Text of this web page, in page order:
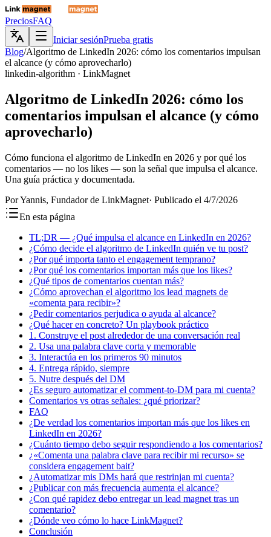
PreciosFAQ
Iniciar sesiónPrueba gratis
Blog/Algoritmo de LinkedIn 2026: cómo los comentarios impulsan
el alcance (y cómo aprovecharlo)
linkedin-algorithm · LinkMagnet
Algoritmo de LinkedIn 2026: cómo los
comentarios impulsan el alcance (y cómo
aprovecharlo)
Cómo funciona el algoritmo de LinkedIn en 2026 y por qué los
comentarios — no los likes — son la señal que impulsa el alcance.
Una guía práctica y documentada.
PorYannis, Fundador de LinkMagnet· Publicado el 4/7/2026
En esta página
TL;DR — ¿Qué impulsa el alcance en LinkedIn en 2026?
¿Cómo decide el algoritmo de LinkedIn quién ve tu post?
¿Por qué importa tanto el engagement temprano?
¿Por qué los comentarios importan más que los likes?
¿Qué tipos de comentarios cuentan más?
¿Cómo aprovechan el algoritmo los lead magnets de
«comenta para recibir»?
¿Pedir comentarios perjudica o ayuda al alcance?
¿Qué hacer en concreto? Un playbook práctico
1. Construye el post alrededor de una conversación real
2. Usa una palabra clave corta y memorable
3. Interactúa en los primeros 90 minutos
4. Entrega rápido, siempre
5. Nutre después del DM
¿Es seguro automatizar el comment-to-DM para mi cuenta?
Comentarios vs otras señales: ¿qué priorizar?
FAQ
¿De verdad los comentarios importan más que los likes en
LinkedIn en 2026?
¿Cuánto tiempo debo seguir respondiendo a los comentarios?
¿«Comenta una palabra clave para recibir mi recurso» se
considera engagement bait?
¿Automatizar mis DMs hará que restrinjan mi cuenta?
¿Publicar con más frecuencia aumenta el alcance?
¿Con qué rapidez debo entregar un lead magnet tras un
comentario?
¿Dónde veo cómo lo hace LinkMagnet?
Conclusión